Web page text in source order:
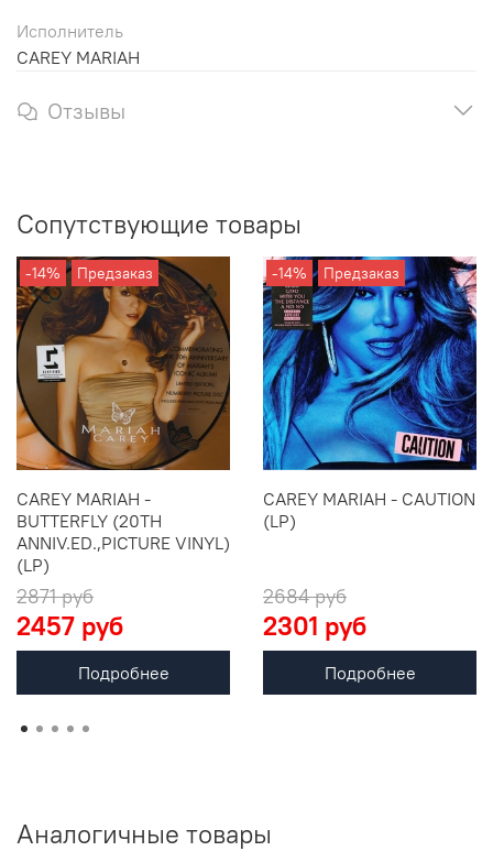
Исполнитель
CAREY MARIAH
Отзывы
Сопутствующие товары
-14% Предзаказ
CAREY MARIAH -
BUTTERFLY (20TH
ANNIV.ED.,PICTURE VINYL)
(LP)
2871 руб
2457 руб
Подробнее
-14% Предзаказ
CAREY MARIAH - CAUTION
(LP)
2684 руб
2301 руб
Подробнее
Аналогичные товары